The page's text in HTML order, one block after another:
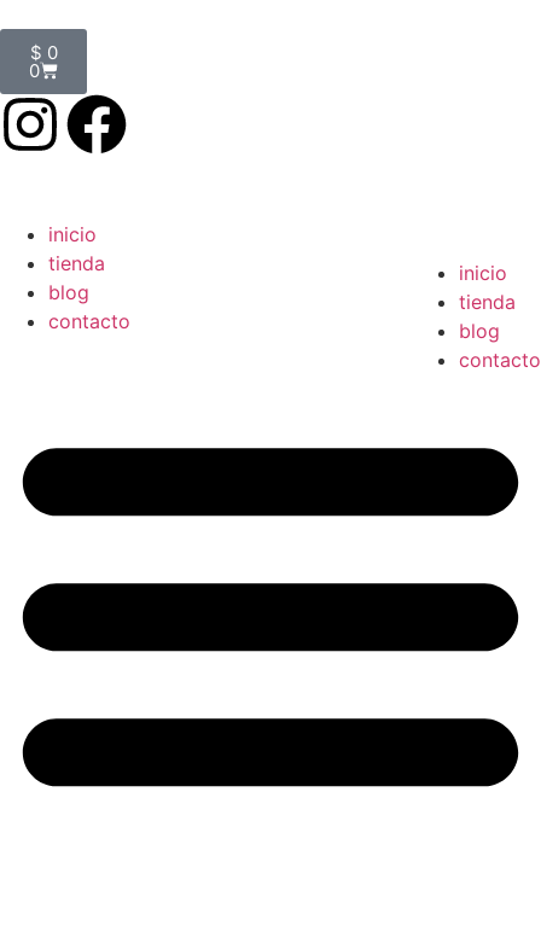
$ 0
0
inicio
tienda
blog
contacto
inicio
tienda
blog
contacto